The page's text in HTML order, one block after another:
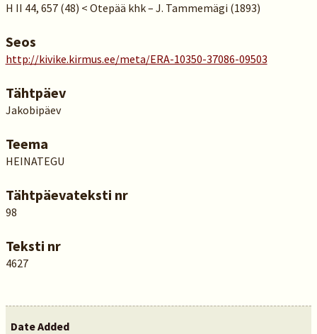
H II 44, 657 (48) < Otepää khk – J. Tammemägi (1893)
Seos
http://kivike.kirmus.ee/meta/ERA-10350-37086-09503
Tähtpäev
Jakobipäev
Teema
HEINATEGU
Tähtpäevateksti nr
98
Teksti nr
4627
Date Added